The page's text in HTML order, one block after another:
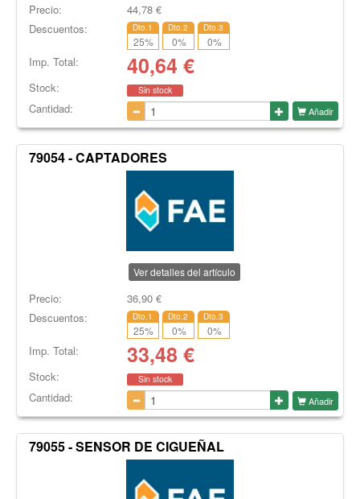
Precio: 44,78€
Descuentos:
Dto.1
25%
Dto.2
0%
Dto.3
0%
Imp. Total: 40,64 €
Stock: Sin stock
Cantidad: Añadir
79054 - CAPTADORES
Ver detalles del artículo
Precio: 36,90€
Descuentos:
Dto.1
25%
Dto.2
0%
Dto.3
0%
Imp. Total: 33,48 €
Stock: Sin stock
Cantidad: Añadir
79055 - SENSOR DE CIGUEÑAL